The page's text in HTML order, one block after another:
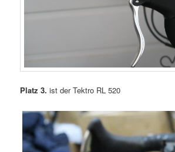
Platz 3. ist der Tektro RL 520